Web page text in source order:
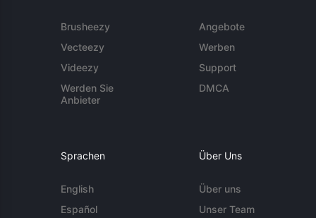
Brusheezy
Vecteezy
Videezy
Werden Sie
Anbieter
Angebote
Werben
Support
DMCA
Sprachen
English
Español
Über Uns
Über uns
Unser Team